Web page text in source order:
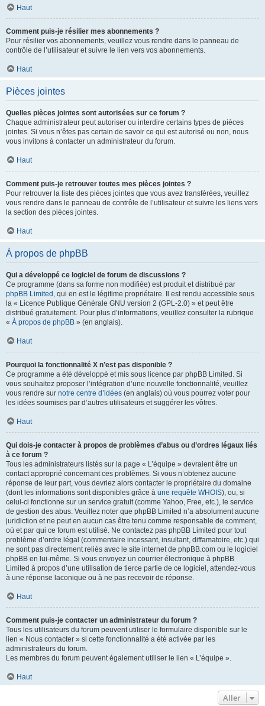
Haut
Comment puis-je résilier mes abonnements ?
Pour résilier vos abonnements, veuillez vous rendre dans le panneau de
contrôle de l’utilisateur et suivre le lien vers vos abonnements.
Haut
Pièces jointes
Quelles pièces jointes sont autorisées sur ce forum ?
Chaque administrateur peut autoriser ou interdire certains types de pièces
jointes. Si vous n’êtes pas certain de savoir ce qui est autorisé ou non, nous
vous invitons à contacter un administrateur du forum.
Haut
Comment puis-je retrouver toutes mes pièces jointes ?
Pour retrouver la liste des pièces jointes que vous avez transférées, veuillez
vous rendre dans le panneau de contrôle de l’utilisateur et suivre les liens vers
la section des pièces jointes.
Haut
À propos de phpBB
Qui a développé ce logiciel de forum de discussions ?
Ce programme (dans sa forme non modifiée) est produit et distribué par
phpBB Limited , qui en est le légitime propriétaire. Il est rendu accessible sous
la « Licence Publique Générale GNU version 2 (GPL-2.0) » et peut être
distribué gratuitement. Pour plus d’informations, veuillez consulter la rubrique
« À propos de phpBB » (en anglais).
Haut
Pourquoi la fonctionnalité X n’est pas disponible ?
Ce programme a été développé et mis sous licence par phpBB Limited. Si
vous souhaitez proposer l’intégration d’une nouvelle fonctionnalité, veuillez
vous rendre sur notre centre d’idées (en anglais) où vous pourrez voter pour
les idées soumises par d’autres utilisateurs et suggérer les vôtres.
Haut
Qui dois-je contacter à propos de problèmes d’abus ou d’ordres légaux liés
à ce forum ?
Tous les administrateurs listés sur la page « L’équipe » devraient être un
contact approprié concernant ces problèmes. Si vous n’obtenez aucune
réponse de leur part, vous devriez alors contacter le propriétaire du domaine
(dont les informations sont disponibles grâce à une requête WHOIS), ou, si
celui-ci fonctionne sur un service gratuit (comme Yahoo, Free, etc.), le service
de gestion des abus. Veuillez noter que phpBB Limited n’a absolument aucune
juridiction et ne peut en aucun cas être tenu comme responsable de comment,
où et par qui ce forum est utilisé. Ne contactez pas phpBB Limited pour tout
problème d’ordre légal (commentaire incessant, insultant, diffamatoire, etc.) qui
ne sont pas directement reliés avec le site internet de phpBB.com ou le logiciel
phpBB en lui-même. Si vous envoyez un courrier électronique à phpBB
Limited à propos d’une utilisation de tierce partie de ce logiciel, attendez-vous
à une réponse laconique ou à ne pas recevoir de réponse.
Haut
Comment puis-je contacter un administrateur du forum ?
Tous les utilisateurs du forum peuvent utiliser le formulaire disponible sur le
lien « Nous contacter » si cette fonctionnalité a été activée par les
administrateurs du forum.
Les membres du forum peuvent également utiliser le lien « L’équipe ».
Haut
Aller